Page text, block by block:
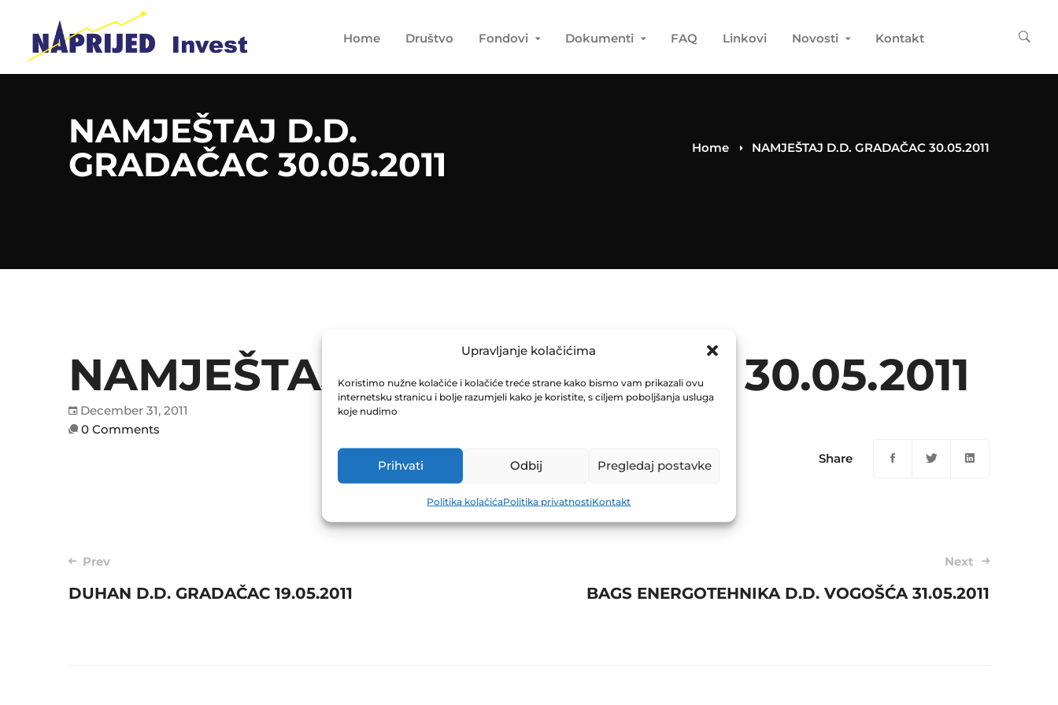
Upravljanje kolačićima
Koristimo nužne kolačiće i kolačiće treće strane kako bismo vam prikazali ovu
internetsku stranicu i bolje razumjeli kako je koristite, s ciljem poboljšanja usluga
koje nudimo
Prihvati Odbij Pregledaj postavke
Politika kolačićaPolitika privatnostiKontakt
Home Društvo Fondovi Dokumenti FAQ Linkovi Novosti Kontakt
NAMJEŠTAJ D.D.
GRADAČAC 30.05.2011
Home NAMJEŠTAJ D.D. GRADAČAC 30.05.2011
NAMJEŠTAJ D.D. GRADAČAC 30.05.2011
December 31, 2011
0 Comments
Share
Post
navigation
Prev
DUHAN D.D. GRADAČAC 19.05.2011
Next
BAGS ENERGOTEHNIKA D.D. VOGOŠĆA 31.05.2011